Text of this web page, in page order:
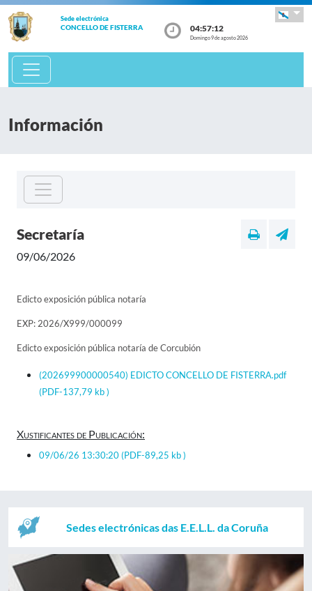
Sede electrónica
CONCELLO DE FISTERRA 04:57:12
Domingo 9 de agosto 2026
Información
Secretaría
09/06/2026
Edicto exposición pública notaría
EXP: 2026/X999/000099
Edicto exposición pública notaría de Corcubión
(202699900000540) EDICTO CONCELLO DE FISTERRA.pdf
(PDF-137,79 kb )
Xustificantes de Publicación:
09/06/26 13:30:20(PDF-89,25 kb )
Sedes electrónicas das E.E.L.L. da Coruña